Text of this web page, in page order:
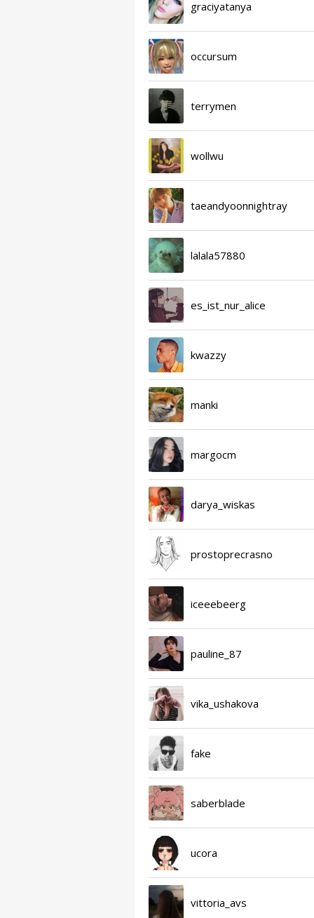
graciyatanya
occursum
terrymen
wollwu
taeandyoonnightray
lalala57880
es_ist_nur_alice
kwazzy
manki
margocm
darya_wiskas
prostoprecrasno
iceeebeerg
pauline_87
vika_ushakova
fake
saberblade
ucora
vittoria_avs